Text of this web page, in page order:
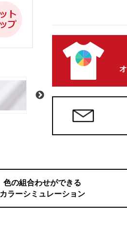
色の組合わせができる
カラーシミュレーション